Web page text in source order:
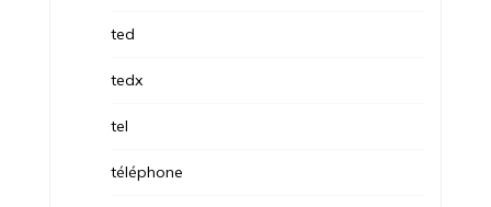
ted
tedx
tel
téléphone